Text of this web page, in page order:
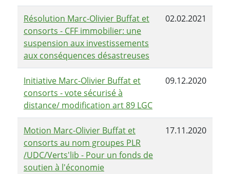
Résolution Marc-Olivier Buffat et
consorts - CFF immobilier: une
suspension aux investissements
aux conséquences désastreuses
02.02.2021
Initiative Marc-Olivier Buffat et
consorts - vote sécurisé à
distance/ modification art 89 LGC
09.12.2020
Motion Marc-Olivier Buffat et
consorts au nom groupes PLR
/UDC/Verts'lib - Pour un fonds de
soutien à l'économie
17.11.2020